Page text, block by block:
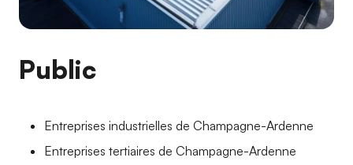
Public
Entreprises industrielles de Champagne-Ardenne
Entreprises tertiaires de Champagne-Ardenne